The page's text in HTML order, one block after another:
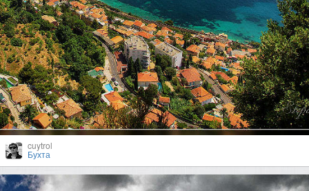
cuytrol
Бухта